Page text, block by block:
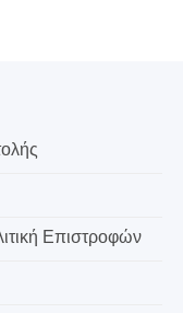
Επιστροφών